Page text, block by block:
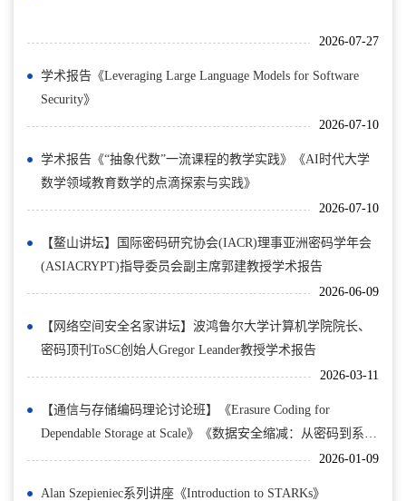
2026-07-27
学术报告《Leveraging Large Language Models for Software
Security》
2026-07-10
学术报告《“抽象代数”一流课程的教学实践》《AI时代大学
数学领域教育数学的点滴探索与实践》
2026-07-10
【鳌山讲坛】国际密码研究协会(IACR)理事亚洲密码学年会
(ASIACRYPT)指导委员会副主席郭建教授学术报告
2026-06-09
【网络空间安全名家讲坛】波鸿鲁尔大学计算机学院院长、
密码顶刊ToSC创始人Gregor Leander教授学术报告
2026-03-11
【通信与存储编码理论讨论班】《Erasure Coding for
Dependable Storage at Scale》《数据安全缩减：从密码到系
2026-01-09
Alan Szepieniec系列讲座《Introduction to STARKs》